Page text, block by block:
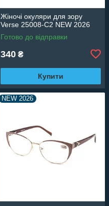
Жіночі окуляри для зору
Verse 25008-C2 NEW 2026
Готово до відправки
340 ₴
Купити
NEW 2026